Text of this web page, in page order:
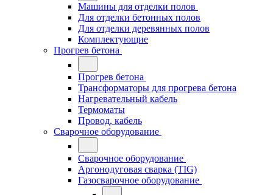
Машины для отделки полов
Для отделки бетонных полов
Для отделки деревянных полов
Комплектующие
Прогрев бетона
Прогрев бетона
Трансформаторы для прогрева бетона
Нагревательный кабель
Термоматы
Провод, кабель
Сварочное оборудование
Сварочное оборудование
Аргонодуговая сварка (TIG)
Газосварочное оборудование